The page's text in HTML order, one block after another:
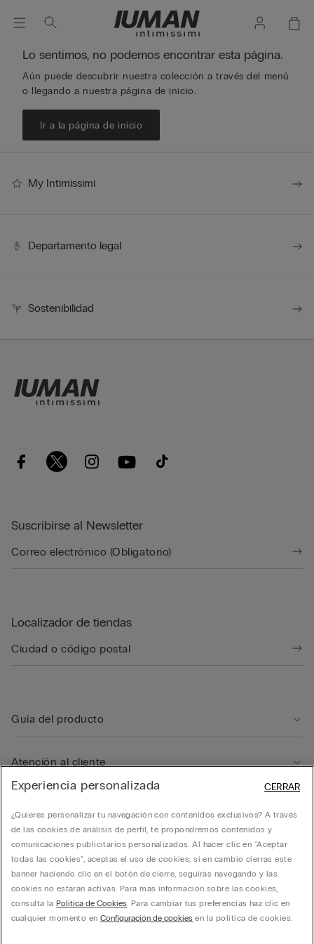
Lo sentimos, no podemos encontrar esta página.
Aún puede descubrir nuestra colección a través del menú
o llegando a nuestra página de inicio.
Ir a la página de inicio
My Intimissimi
Departamento legal
Sostenibilidad
Suscribirse al Newsletter
Localizador de tiendas
Guía del producto
Atención al cliente
Empresa
Experiencia personalizada
¿Quieres personalizar tu navegación con contenidos exclusivos? A través
de las cookies de análisis de perfil, te propondremos contenidos y
comunicaciones publicitarios personalizados. Al hacer clic en "Aceptar
todas las cookies", aceptas el uso de cookies; si en cambio cierras este
banner haciendo clic en el botón de cierre, seguirás navegando y las
cookies no estarán activas. Para más información sobre las cookies,
consulta laPolítica de Cookies. Para cambiar tus preferencias haz clic en
cualquier momento enConfiguración de cookies en la política de cookies.
CERRAR